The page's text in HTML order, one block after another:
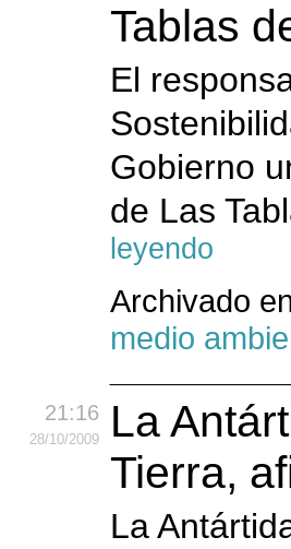
Tablas
El
Gobierno
de Las
leyendo
Archivado
medio
21:16
28/10/2009
La
Tierra,
La